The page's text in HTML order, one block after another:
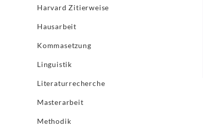
Harvard Zitierweise
Hausarbeit
Kommasetzung
Linguistik
Literaturrecherche
Masterarbeit
Methodik